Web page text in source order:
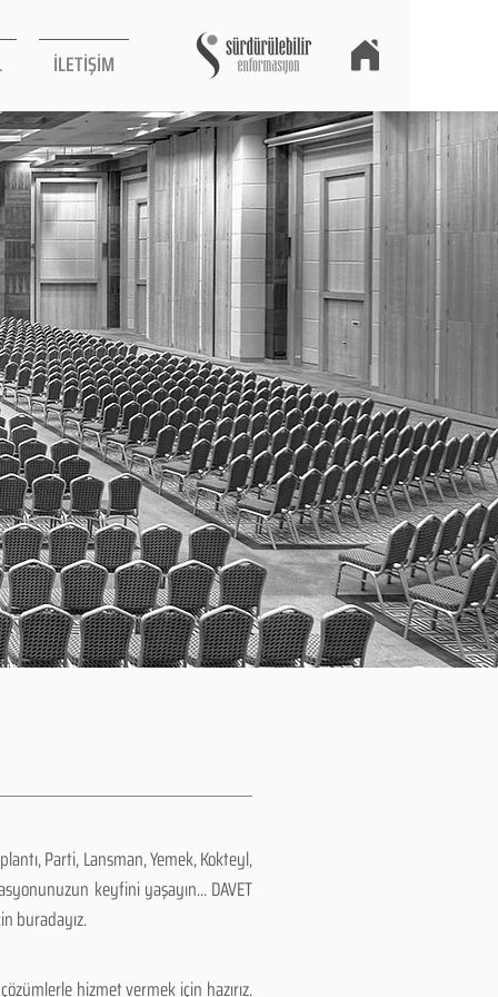
İLETİŞİM
Parti, Lansman, Yemek, Kokteyl,
keyfini yaşayın... DAVET
buradayız.
hizmet vermek için hazırız.